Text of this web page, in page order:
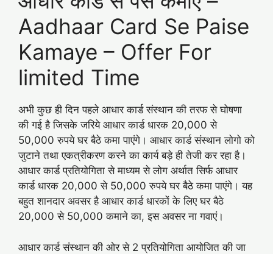
Aadhaar Card Se Paise
Kamaye – Offer For
limited Time
अभी कुछ ही दिन पहले आधार कार्ड संस्थान की तरफ से घोषणा
की गई है जिसके जरिये आधार कार्ड धारक 20,000 से
50,000 रुपये घर बैठे कमा पाएंगे। आधार कार्ड संस्थान लोगो को
जुटाने तथा एकत्रीकरण करने का कार्य बड़े ही तेजी कर रहा है।
आधार कार्ड प्रतियोगिता से माध्यम से लोग अर्थात सिर्फ आधार
कार्ड धारक 20,000 से 50,000 रुपये घर बैठे कमा पाएंगे। यह
बहुत शानदार अवसर है आधार कार्ड धारकों के लिए घर बैठे
20,000 से 50,000 कमाने का, इस अवसर ना गवाएं।
आधार कार्ड संस्थान की ओर से 2 प्रतियोगिता आयोजित की जा